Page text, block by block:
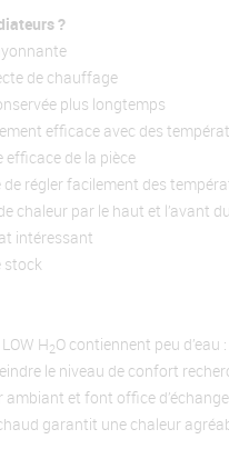
?
de chauffage
plus longtemps
efficace avec des
de la pièce
de régler facilement des
chaleur par le haut et l’avant
intéressant
stock
H2O contiennent peu
le niveau de confort
ambiant et font office
garantit une chaleur